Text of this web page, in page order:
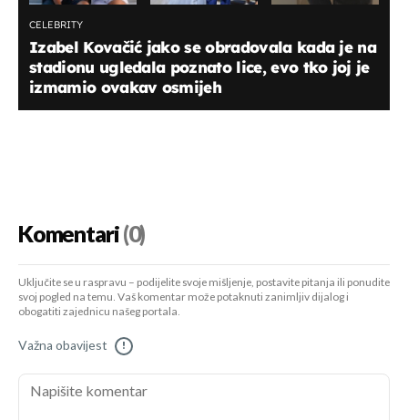
CELEBRITY
Izabel Kovačić jako se obradovala kada je na
stadionu ugledala poznato lice, evo tko joj je
izmamio ovakav osmijeh
Komentari(0)
Uključite se u raspravu – podijelite svoje mišljenje, postavite pitanja ili ponudite
svoj pogled na temu. Vaš komentar može potaknuti zanimljiv dijalog i
obogatiti zajednicu našeg portala.
Važna obavijest !